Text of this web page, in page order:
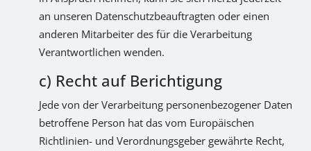
an unseren Datenschutzbeauftragten oder einen
anderen Mitarbeiter des für die Verarbeitung
Verantwortlichen wenden.
c) Recht auf Berichtigung
Jede von der Verarbeitung personenbezogener Daten
betroffene Person hat das vom Europäischen
Richtlinien- und Verordnungsgeber gewährte Recht,